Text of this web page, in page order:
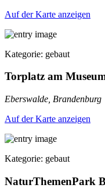
Auf der Karte anzeigen
Kategorie: gebaut
Torplatz am
Eberswalde, Brandenburg
Auf der Karte anzeigen
Kategorie: gebaut
NaturThemenPark